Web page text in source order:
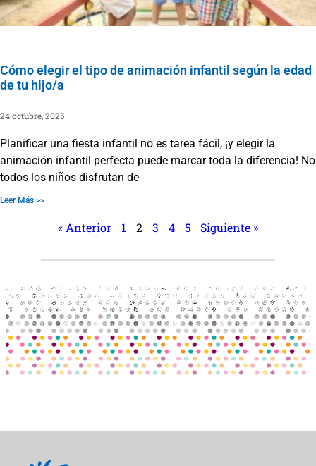
Cómo elegir el tipo de animación infantil según la edad
de tu hijo/a
24 octubre, 2025
Planificar una fiesta infantil no es tarea fácil, ¡y elegir la
animación infantil perfecta puede marcar toda la diferencia! No
todos los niños disfrutan de
Leer Más >>
« Anterior 1 2 3 4 5 Siguiente »